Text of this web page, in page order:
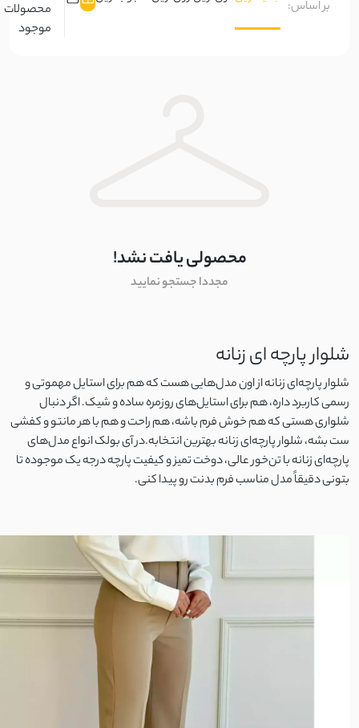
کراش
لینن کنفی
ابروبادی
کرسپو
ژاکارد
الیاف طبیعی
پنبه دورس دو نخ
پنبه دورس سه نخ
پنبه دورس تو کرک
بالون
بر اساس:
محصولات
موجود
محصولی یافت نشد!
مجددا جستجو نمایید
شلوار پارچه ای زنانه
شلوار پارچه‌ای زنانه از اون مدل‌هایی هست که هم برای استایل مهموتی و
رسمی کاربرد داره، هم برای استایل‌های روزمره ساده و شیک. اگر دنبال
شلواری هستی که هم خوش‌ فرم باشه، هم راحت و هم با هر مانتو و کفشی
ست بشه، شلوار پارچه‌ای زنانه بهترین انتخابه.در آی‌ بولک انواع مدل‌های
پارچه‌ای زنانه با تن‌خور عالی، دوخت تمیز و کیفیت پارچه درجه‌ یک موجوده تا
بتونی دقیقاً مدل مناسب فرم بدنت رو پیدا کنی.